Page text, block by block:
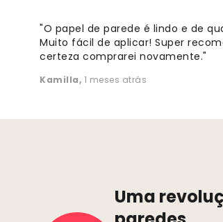
"O papel de parede é lindo e de
Muito fácil de aplicar! Super
certeza comprarei novamente."
Kamilla, 1 meses atrás
Uma